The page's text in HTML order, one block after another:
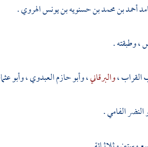
أحمد بن محمد بن حسنويه بن يونس الهروي .
، وطبقته .
القراب،والبرقاني،وأبو حازم العبدوي،وأبو
النضر الفامي.